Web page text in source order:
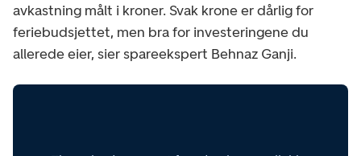
avkastning målt i kroner. Svak krone er dårlig for
feriebudsjettet, men bra for investeringene du
allerede eier, sier spareekspert Behnaz Ganji.